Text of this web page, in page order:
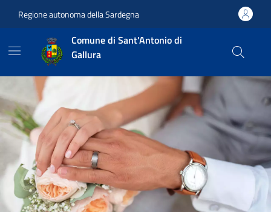
Regione autonoma della Sardegna
Comune di Sant'Antonio di
Gallura